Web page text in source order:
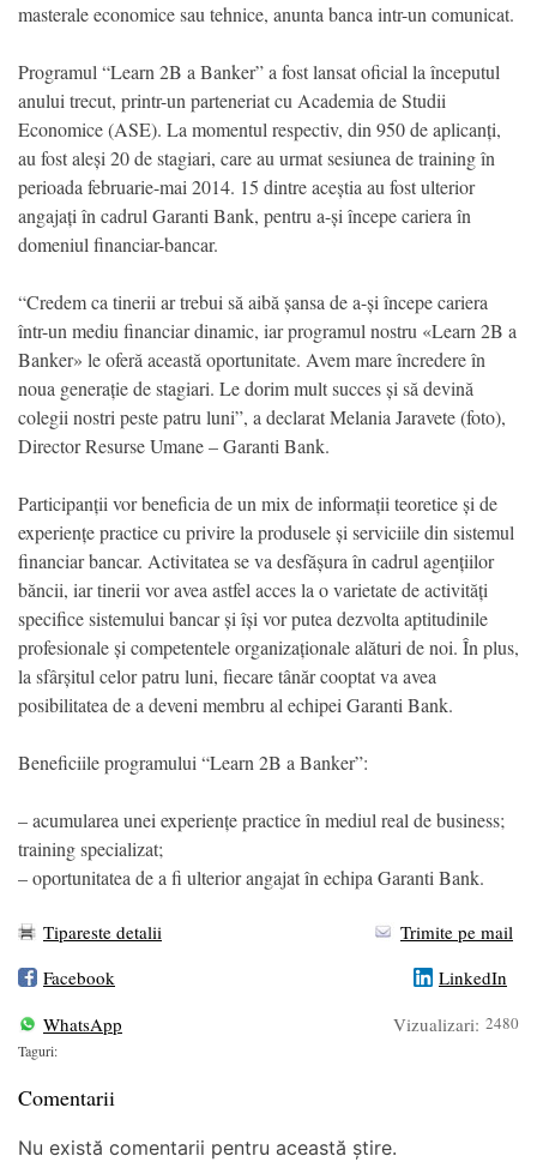
masterale economice sau tehnice, anunta banca intr-un comunicat.
Programul “Learn 2B a Banker” a fost lansat oficial la începutul
anului trecut, printr-un parteneriat cu Academia de Studii
Economice (ASE). La momentul respectiv, din 950 de aplicanți,
au fost aleși 20 de stagiari, care au urmat sesiunea de training în
perioada februarie-mai 2014. 15 dintre aceștia au fost ulterior
angajați în cadrul Garanti Bank, pentru a-și începe cariera în
domeniul financiar-bancar.
“Credem ca tinerii ar trebui să aibă șansa de a-și începe cariera
într-un mediu financiar dinamic, iar programul nostru «Learn 2B a
Banker» le oferă această oportunitate. Avem mare încredere în
noua generație de stagiari. Le dorim mult succes și să devină
colegii nostri peste patru luni”, a declarat Melania Jaravete (foto),
Director Resurse Umane – Garanti Bank.
Participanții vor beneficia de un mix de informații teoretice și de
experiențe practice cu privire la produsele și serviciile din sistemul
financiar bancar. Activitatea se va desfășura în cadrul agențiilor
băncii, iar tinerii vor avea astfel acces la o varietate de activități
specifice sistemului bancar și își vor putea dezvolta aptitudinile
profesionale și competentele organizaționale alături de noi. În plus,
la sfârșitul celor patru luni, fiecare tânăr cooptat va avea
posibilitatea de a deveni membru al echipei Garanti Bank.
Beneficiile programului “Learn 2B a Banker”:
– acumularea unei experiențe practice în mediul real de business;
training specializat;
– oportunitatea de a fi ulterior angajat în echipa Garanti Bank.
Tipareste detalii
Trimite pe mail
Facebook
LinkedIn
WhatsApp
Vizualizari: 2480
Taguri:
Comentarii
Nu există comentarii pentru această știre.